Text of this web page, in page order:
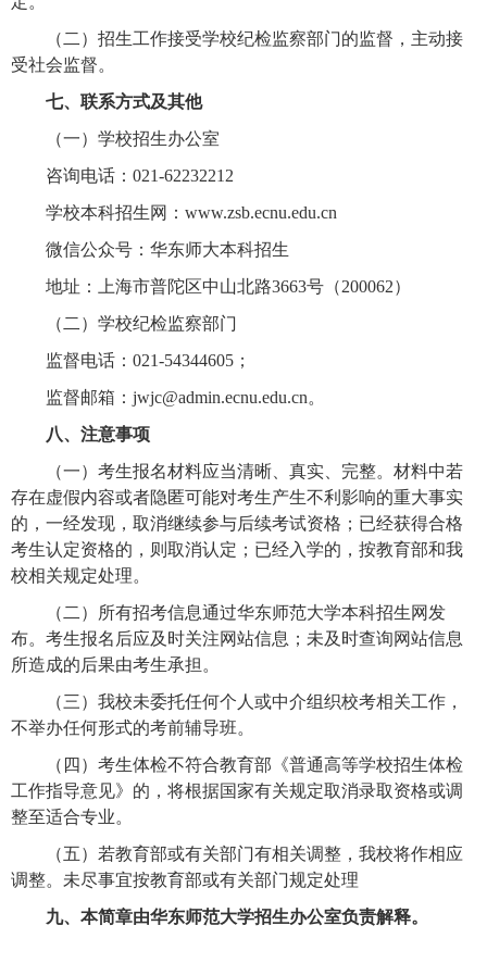
（二）招生工作接受学校纪检监察部门的监督，主动接
受社会监督。
七、联系方式及其他
（一）学校招生办公室
咨询电话： 021-62232212
学校本科招生网： www.zsb.ecnu.edu.cn
微信公众号：华东师大本科招生
地址：上海市普陀区中山北路3663号（200062）
（二）学校纪检监察部门
监督电话： 021-54344605 ；
监督邮箱： jwjc@admin.ecnu.edu.cn。
八、注意事项
（一）考生报名材料应当清晰、真实、完整。材料中若
存在虚假内容或者隐匿可能对考生产生不利影响的重大事实
的，一经发现，取消继续参与后续考试资格；已经获得合格
考生认定资格的，则取消认定；已经入学的，按教育部和我
校相关规定处理。
（二）所有招考信息通过华东师范大学本科招生网发
布。考生报名后应及时关注网站信息；未及时查询网站信息
所造成的后果由考生承担。
（三）我校未委托任何个人或中介组织校考相关工作，
不举办任何形式的考前辅导班。
（四）考生体检不符合教育部《普通高等学校招生体检
工作指导意见》的，将根据国家有关规定取消录取资格或调
整至适合专业。
（五）若教育部或有关部门有相关调整，我校将作相应
调整。未尽事宜按教育部或有关部门规定处理
九、本简章由华东师范大学招生办公室负责解释。